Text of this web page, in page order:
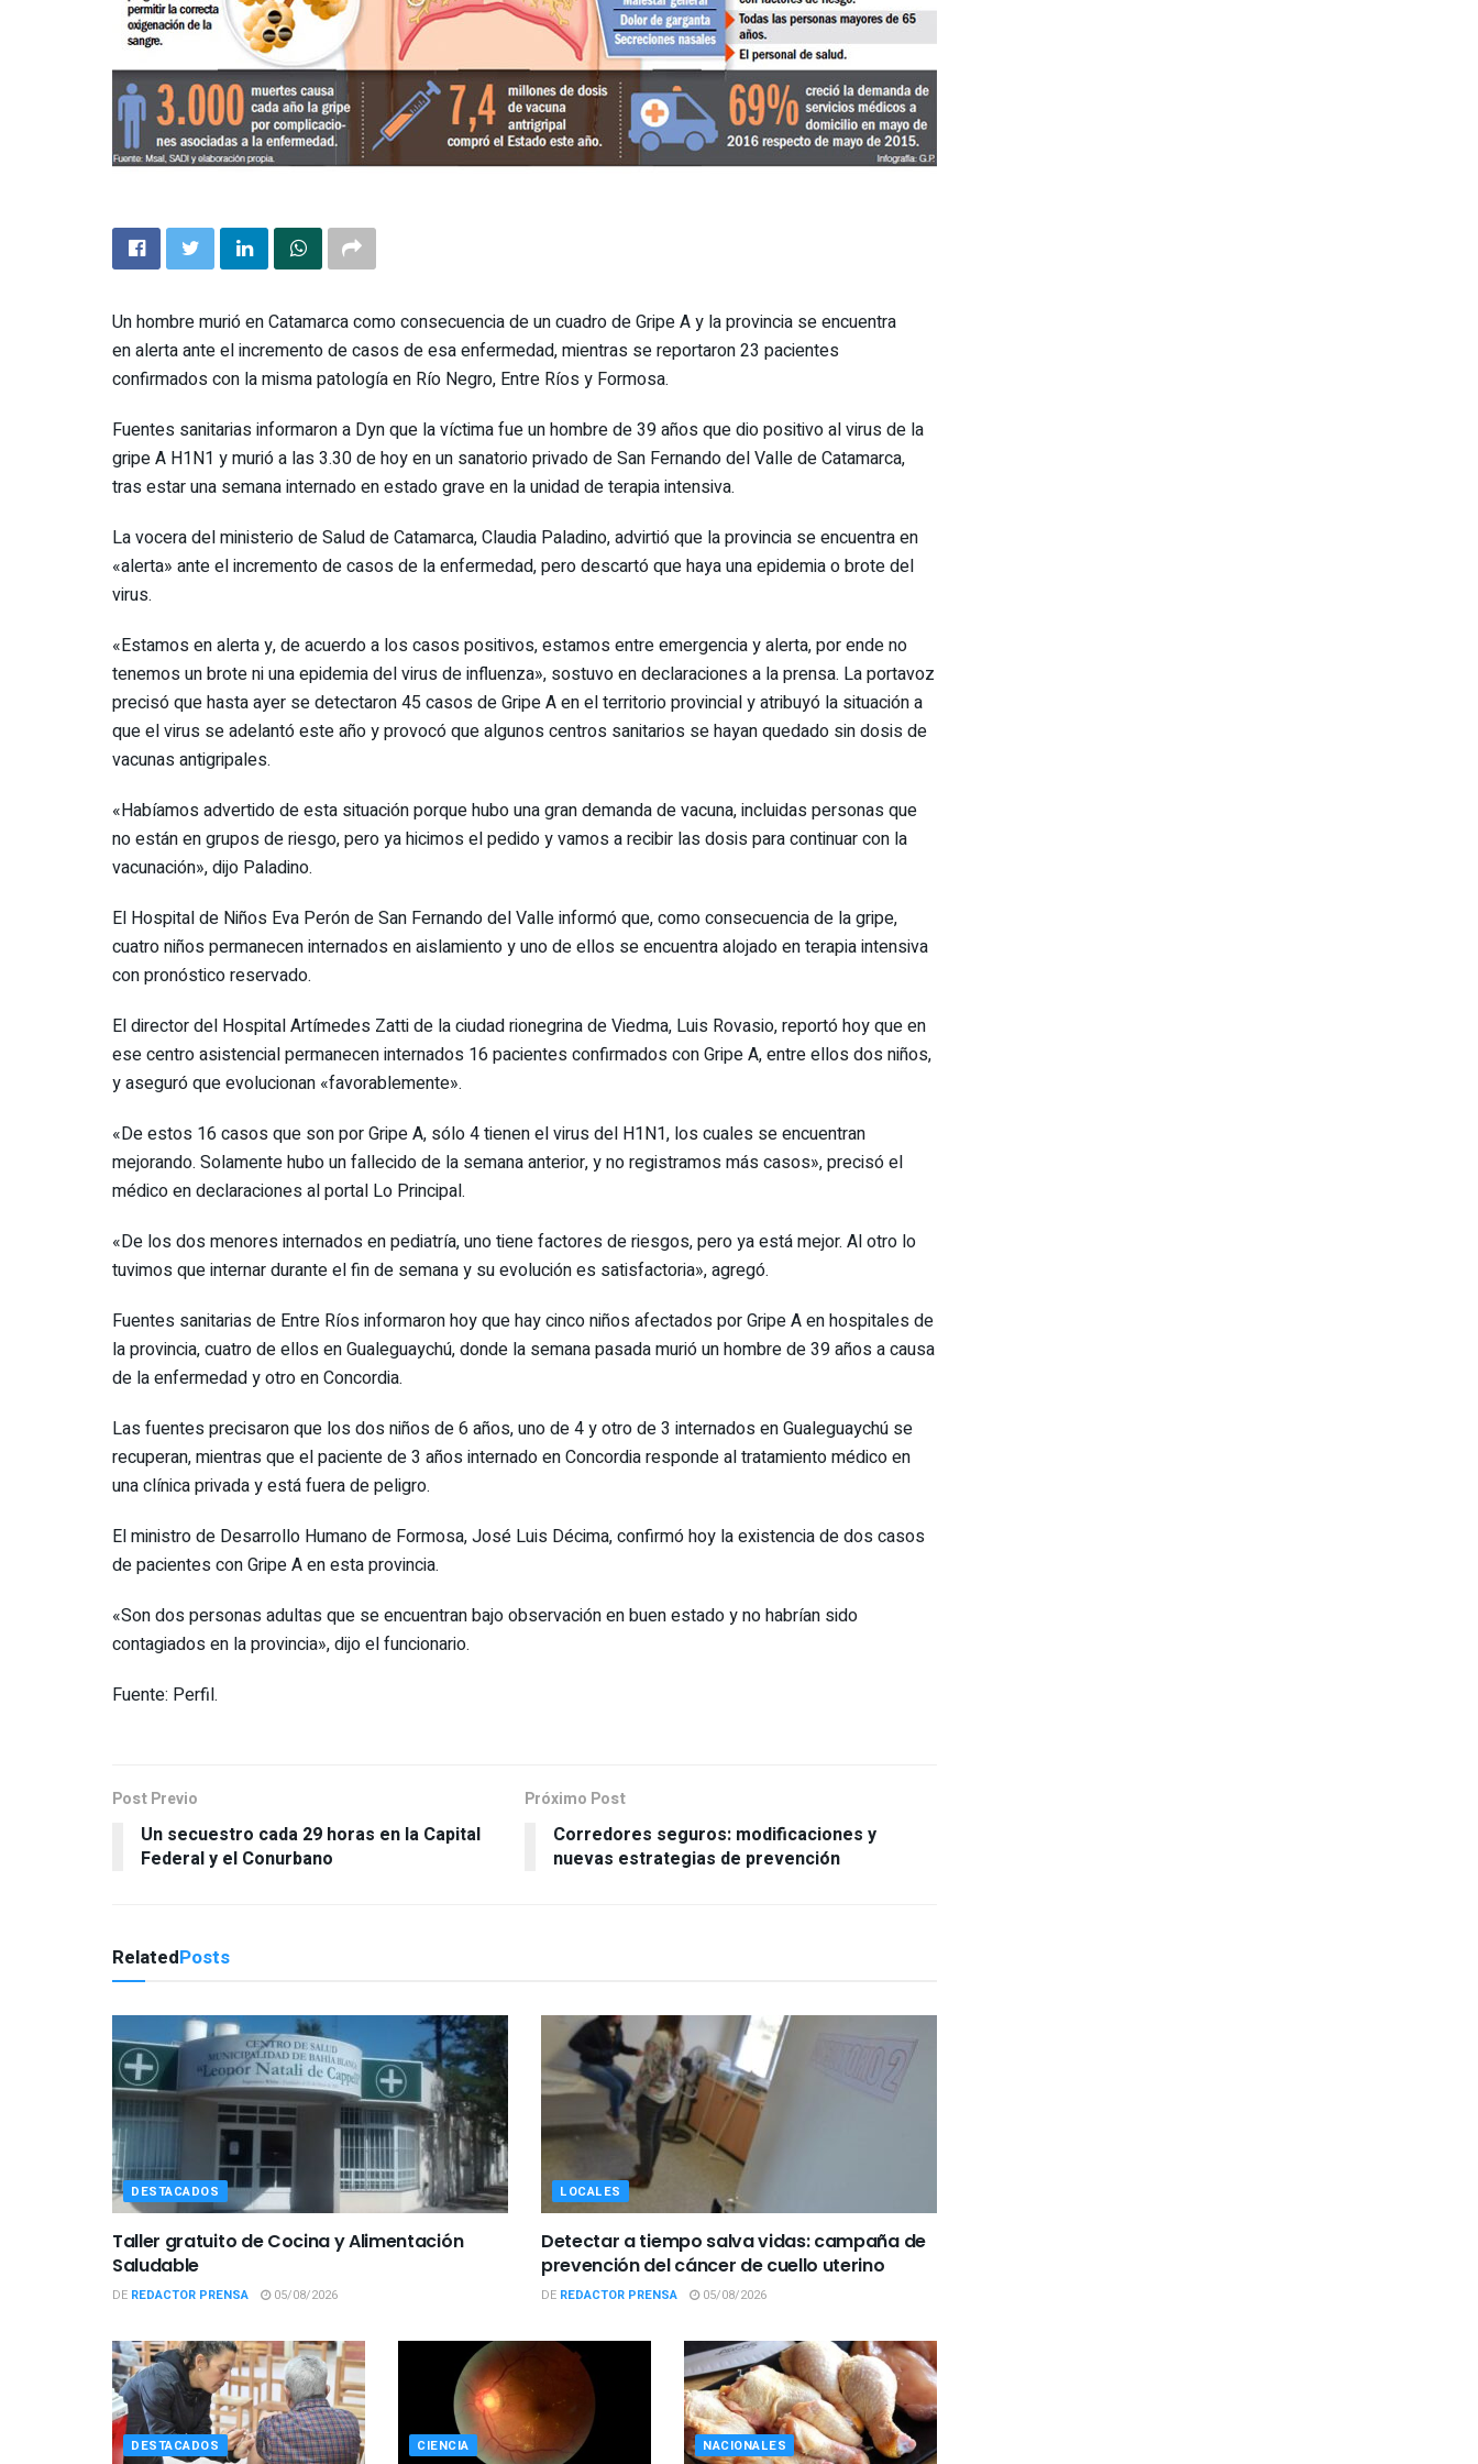
Un hombre murió en Catamarca como consecuencia de un cuadro de Gripe A y la provincia se encuentra
en alerta ante el incremento de casos de esa enfermedad, mientras se reportaron 23 pacientes
confirmados con la misma patología en Río Negro, Entre Ríos y Formosa.
Fuentes sanitarias informaron a Dyn que la víctima fue un hombre de 39 años que dio positivo al virus de la
gripe A H1N1 y murió a las 3.30 de hoy en un sanatorio privado de San Fernando del Valle de Catamarca,
tras estar una semana internado en estado grave en la unidad de terapia intensiva.
La vocera del ministerio de Salud de Catamarca, Claudia Paladino, advirtió que la provincia se encuentra en
«alerta» ante el incremento de casos de la enfermedad, pero descartó que haya una epidemia o brote del
virus.
«Estamos en alerta y, de acuerdo a los casos positivos, estamos entre emergencia y alerta, por ende no
tenemos un brote ni una epidemia del virus de influenza», sostuvo en declaraciones a la prensa. La portavoz
precisó que hasta ayer se detectaron 45 casos de Gripe A en el territorio provincial y atribuyó la situación a
que el virus se adelantó este año y provocó que algunos centros sanitarios se hayan quedado sin dosis de
vacunas antigripales.
«Habíamos advertido de esta situación porque hubo una gran demanda de vacuna, incluidas personas que
no están en grupos de riesgo, pero ya hicimos el pedido y vamos a recibir las dosis para continuar con la
vacunación», dijo Paladino.
El Hospital de Niños Eva Perón de San Fernando del Valle informó que, como consecuencia de la gripe,
cuatro niños permanecen internados en aislamiento y uno de ellos se encuentra alojado en terapia intensiva
con pronóstico reservado.
El director del Hospital Artímedes Zatti de la ciudad rionegrina de Viedma, Luis Rovasio, reportó hoy que en
ese centro asistencial permanecen internados 16 pacientes confirmados con Gripe A, entre ellos dos niños,
y aseguró que evolucionan «favorablemente».
«De estos 16 casos que son por Gripe A, sólo 4 tienen el virus del H1N1, los cuales se encuentran
mejorando. Solamente hubo un fallecido de la semana anterior, y no registramos más casos», precisó el
médico en declaraciones al portal Lo Principal.
«De los dos menores internados en pediatría, uno tiene factores de riesgos, pero ya está mejor. Al otro lo
tuvimos que internar durante el fin de semana y su evolución es satisfactoria», agregó.
Fuentes sanitarias de Entre Ríos informaron hoy que hay cinco niños afectados por Gripe A en hospitales de
la provincia, cuatro de ellos en Gualeguaychú, donde la semana pasada murió un hombre de 39 años a causa
de la enfermedad y otro en Concordia.
Las fuentes precisaron que los dos niños de 6 años, uno de 4 y otro de 3 internados en Gualeguaychú se
recuperan, mientras que el paciente de 3 años internado en Concordia responde al tratamiento médico en
una clínica privada y está fuera de peligro.
El ministro de Desarrollo Humano de Formosa, José Luis Décima, confirmó hoy la existencia de dos casos
de pacientes con Gripe A en esta provincia.
«Son dos personas adultas que se encuentran bajo observación en buen estado y no habrían sido
contagiados en la provincia», dijo el funcionario.
Fuente: Perfil.
Post Previo
Un secuestro cada 29 horas en la Capital
Federal y el Conurbano
Próximo Post
Corredores seguros: modificaciones y
nuevas estrategias de prevención
RelatedPosts
DESTACADOS
Taller gratuito de Cocina y Alimentación
Saludable
DE REDACTOR PRENSA 05/08/2026
LOCALES
Detectar a tiempo salva vidas: campaña de
prevención del cáncer de cuello uterino
DE REDACTOR PRENSA 05/08/2026
DESTACADOS CIENCIA NACIONALES